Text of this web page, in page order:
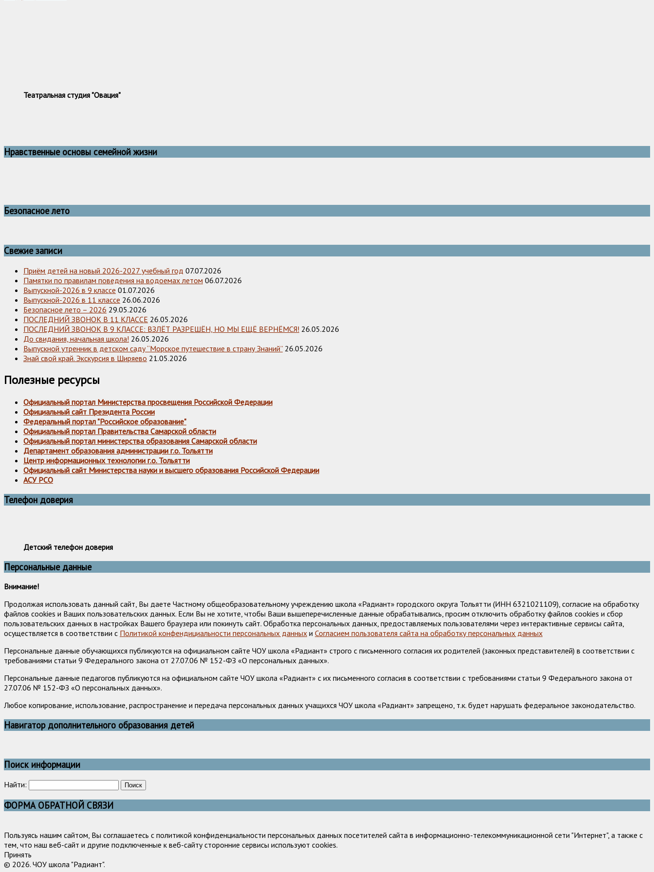
Театральная студия "Овация"
Нравственные основы семейной жизни
Безопасное лето
Свежие записи
Приём детей на новый 2026-2027 учебный год 07.07.2026
Памятки по правилам поведения на водоемах летом 06.07.2026
Выпускной-2026 в 9 классе 01.07.2026
Выпускной-2026 в 11 классе 26.06.2026
Безопасное лето – 2026 29.05.2026
ПОСЛЕДНИЙ ЗВОНОК В 11 КЛАССЕ 26.05.2026
ПОСЛЕДНИЙ ЗВОНОК В 9 КЛАССЕ: ВЗЛЁТ РАЗРЕШЁН, НО МЫ ЕЩЁ ВЕРНЁМСЯ! 26.05.2026
До свидания, начальная школа! 26.05.2026
Выпускной утренник в детском саду “Морское путешествие в страну Знаний” 26.05.2026
Знай свой край. Экскурсия в Ширяево 21.05.2026
Полезные ресурсы
Официальный портал Министерства просвещения Российской Федерации
Официальный сайт Президента России
Федеральный портал "Российское образование"
Официальный портал Правительства Самарской области
Официальный портал министерства образования Самарской области
Департамент образования администрации г.о. Тольятти
Центр информационных технологии г.о. Тольятти
Официальный сайт Министерства науки и высшего образования Российской Федерации
АСУ РСО
Телефон доверия
Детский телефон доверия
Персональные данные
Внимание!
Продолжая использовать данный сайт, Вы даете Частному общеобразовательному учреждению школа «Радиант» городского округа Тольятти (ИНН 6321021109), согласие на обработку
файлов cookies и Ваших пользовательских данных. Если Вы не хотите, чтобы Ваши вышеперечисленные данные обрабатывались, просим отключить обработку файлов cookies и сбор
пользовательских данных в настройках Вашего браузера или покинуть сайт. Обработка персональных данных, предоставляемых пользователями через интерактивные сервисы сайта,
осуществляется в соответствии с Политикой конфендициальности персональных данных и Согласием пользователя сайта на обработку персональных данных
Персональные данные обучающихся публикуются на официальном сайте ЧОУ школа «Радиант» строго с письменного согласия их родителей (законных представителей) в соответствии с
требованиями статьи 9 Федерального закона от 27.07.06 № 152-ФЗ «О персональных данных».
Персональные данные педагогов публикуются на официальном сайте ЧОУ школа «Радиант» с их письменного согласия в соответствии с требованиями статьи 9 Федерального закона от
27.07.06 № 152-ФЗ «О персональных данных».
Любое копирование, использование, распространение и передача персональных данных учащихся ЧОУ школа «Радиант» запрещено, т.к. будет нарушать федеральное законодательство.
Навигатор дополнительного образования детей
Поиск информации
Найти:
ФОРМА ОБРАТНОЙ СВЯЗИ
Пользуясь нашим сайтом, Вы соглашаетесь с политикой конфиденциальности персональных данных посетителей сайта в информационно-телекоммуникационной сети "Интернет", а также с
тем, что наш веб-сайт и другие подключенные к веб-сайту сторонние сервисы используют cookies.
Принять
© 2026. ЧОУ школа "Радиант".